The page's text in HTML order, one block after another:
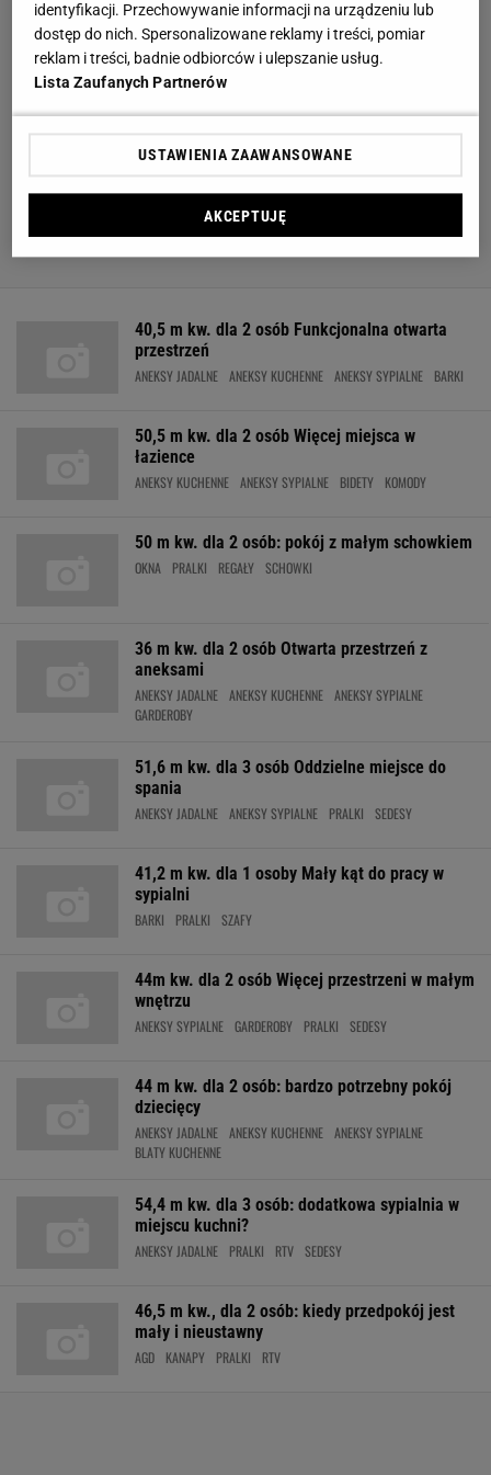
40,5 m kw. dla 2 osób Funkcjonalna otwarta
przestrzeń
ANEKSY JADALNE ANEKSY KUCHENNE ANEKSY SYPIALNE BARKI
50,5 m kw. dla 2 osób Więcej miejsca w
łazience
ANEKSY KUCHENNE ANEKSY SYPIALNE BIDETY KOMODY
50 m kw. dla 2 osób: pokój z małym schowkiem
OKNA PRALKI REGAŁY SCHOWKI
36 m kw. dla 2 osób Otwarta przestrzeń z
aneksami
ANEKSY JADALNE ANEKSY KUCHENNE ANEKSY SYPIALNE
GARDEROBY
51,6 m kw. dla 3 osób Oddzielne miejsce do
spania
ANEKSY JADALNE ANEKSY SYPIALNE PRALKI SEDESY
41,2 m kw. dla 1 osoby Mały kąt do pracy w
sypialni
BARKI PRALKI SZAFY
44m kw. dla 2 osób Więcej przestrzeni w małym
wnętrzu
ANEKSY SYPIALNE GARDEROBY PRALKI SEDESY
44 m kw. dla 2 osób: bardzo potrzebny pokój
dziecięcy
ANEKSY JADALNE ANEKSY KUCHENNE ANEKSY SYPIALNE
BLATY KUCHENNE
54,4 m kw. dla 3 osób: dodatkowa sypialnia w
miejscu kuchni?
ANEKSY JADALNE PRALKI RTV SEDESY
46,5 m kw., dla 2 osób: kiedy przedpokój jest
mały i nieustawny
AGD KANAPY PRALKI RTV
identyfikacji. Przechowywanie informacji na urządzeniu lub
dostęp do nich. Spersonalizowane reklamy i treści, pomiar
reklam i treści, badnie odbiorców i ulepszanie usług.
Lista Zaufanych Partnerów
USTAWIENIA ZAAWANSOWANE
AKCEPTUJĘ